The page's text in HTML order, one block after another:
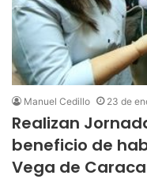
Manuel Cedillo 23 de
Realizan
beneficio de
Vega de